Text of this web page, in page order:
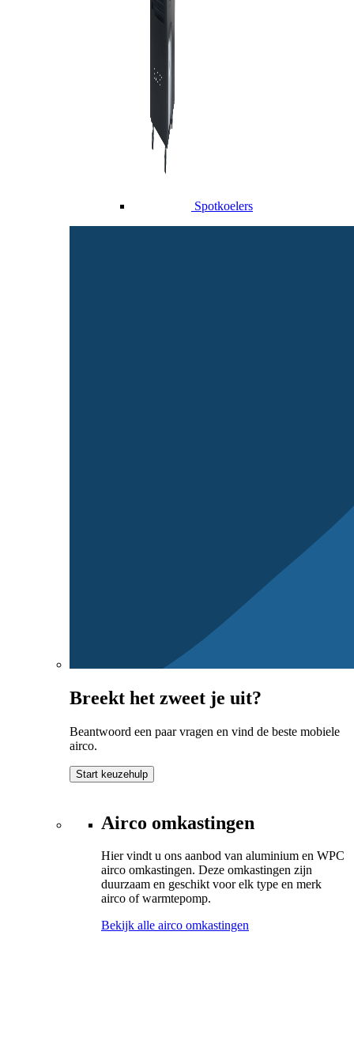
Spotkoelers
Breekt het zweet je uit?
Beantwoord een paar vragen en vind de beste mobiele
airco.
Start keuzehulp
Airco omkastingen
Hier vindt u ons aanbod van aluminium en WPC
airco omkastingen. Deze omkastingen zijn
duurzaam en geschikt voor elk type en merk
airco of warmtepomp.
Bekijk alle airco omkastingen